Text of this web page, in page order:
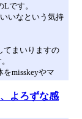
です。
いなという気持
てまいりますの
misskeyやマ
よろずな感